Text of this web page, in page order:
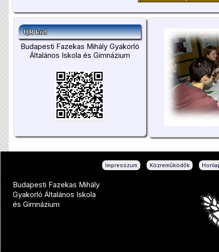
QR kód
Budapesti Fazekas Mihály Gyakorló
Általános Iskola és Gimnázium
Impresszum Közreműködők
Budapesti Fazekas Mihály
Gyakorló Általános Iskola
és Gimnázium